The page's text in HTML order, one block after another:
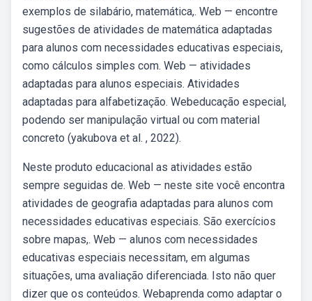
exemplos de silabário, matemática,. Web — encontre
sugestões de atividades de matemática adaptadas
para alunos com necessidades educativas especiais,
como cálculos simples com. Web — atividades
adaptadas para alunos especiais. Atividades
adaptadas para alfabetização. Webeducação especial,
podendo ser manipulação virtual ou com material
concreto (yakubova et al. , 2022).
Neste produto educacional as atividades estão
sempre seguidas de. Web — neste site você encontra
atividades de geografia adaptadas para alunos com
necessidades educativas especiais. São exercícios
sobre mapas,. Web — alunos com necessidades
educativas especiais necessitam, em algumas
situações, uma avaliação diferenciada. Isto não quer
dizer que os conteúdos. Webaprenda como adaptar o